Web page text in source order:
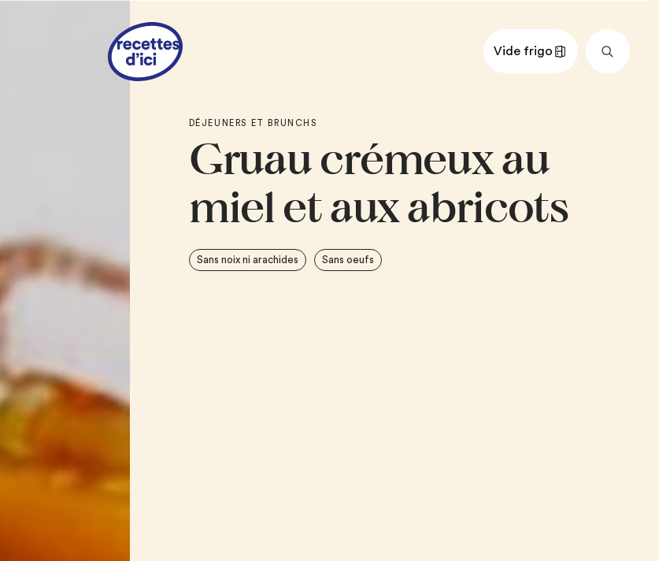
Vide frigo
1 tasse
1 tasse d’eau
1/3 tasse
d’abricots séchés, coupés en quatre
2/3 tasse de flocons d’avoine à cuisson en 5
Miel, au goût
DÉJEUNERS ET BRUNCHS
Gruau crémeux au
miel et aux abricots
Sans noix ni arachides Sans oeufs